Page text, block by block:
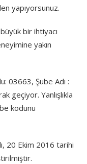
yapıyorsunuz.
bir ihtiyacı
yakın
03663, Şube Adı :
geçiyor. Yanlışlıkla
kodunu
20 Ekim 2016 tarihi